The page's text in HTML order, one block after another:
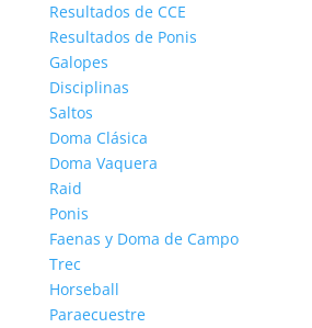
Resultados de CCE
Resultados de Ponis
Galopes
Disciplinas
Saltos
Doma Clásica
Doma Vaquera
Raid
Ponis
Faenas y Doma de Campo
Trec
Horseball
Paraecuestre